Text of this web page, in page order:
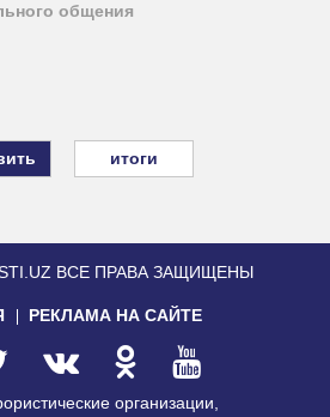
общения
итоги
ВСЕ ПРАВА ЗАЩИЩЕНЫ
РЕКЛАМА НА САЙТЕ
организации,